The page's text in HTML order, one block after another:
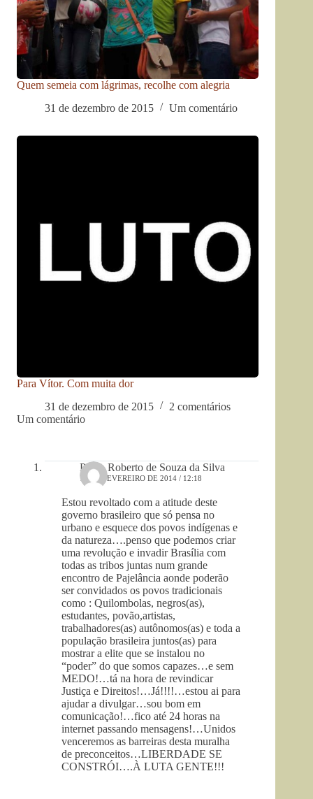
Quem semeia com lágrimas, recolhe com alegria
31 de dezembro de 2015
Um comentário
Para Vítor. Com muita dor
31 de dezembro de 2015
2 comentários
Um comentário
Paulo Roberto de Souza da Silva
16 DE FEVEREIRO DE 2014 / 12:18
Estou revoltado com a atitude deste
governo brasileiro que só pensa no
urbano e esquece dos povos indígenas e
da natureza….penso que podemos criar
uma revolução e invadir Brasília com
todas as tribos juntas num grande
encontro de Pajelância aonde poderão
ser convidados os povos tradicionais
como : Quilombolas, negros(as),
estudantes, povão,artistas,
trabalhadores(as) autônomos(as) e toda a
população brasileira juntos(as) para
mostrar a elite que se instalou no
“poder” do que somos capazes…e sem
MEDO!…tá na hora de revindicar
Justiça e Direitos!…Já!!!!…estou ai para
ajudar a divulgar…sou bom em
comunicação!…fico até 24 horas na
internet passando mensagens!…Unidos
venceremos as barreiras desta muralha
de preconceitos…LIBERDADE SE
CONSTRÓI….À LUTA GENTE!!!